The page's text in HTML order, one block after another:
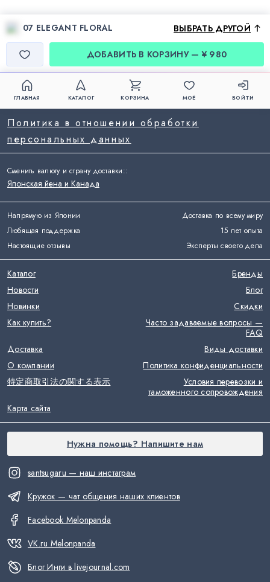
07 ELEGANT FLORAL ВЫБРАТЬ ДРУГОЙ
ДОБАВИТЬ В КОРЗИНУ — ¥ 980
ГЛАВНАЯ КАТАЛОГ КОРЗИНА МОЁ ВОЙТИ
Напрямую из Японии
Доставка по всему миру
Любящая поддержка
15 лет опыта
Настоящие отзывы
Эксперты своего дела
santsugaru — наш инстаграм
Кружок — чат общения наших клиентов
Facebook Melonpanda
VK.ru Melonpanda
Блог Инги в livejournal.com
Политика в отношении обработки
персональных данных
Каталог
Бренды
Новости
Блог
Новинки
Скидки
Как купить?
Часто задаваемые вопросы —
FAQ
Доставка
Виды доставки
О компании
Политика конфиденциальности
特定商取引法の関する表示
Условия перевозки и
таможенного сопровождения
Карта сайта
Сменить валюту и страну доставки::
Японская йена и Канада
Нужна помощь? Напишите нам